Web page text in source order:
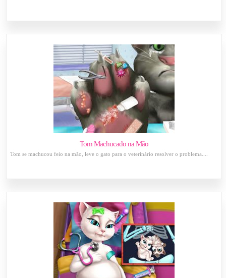
Tom Machucado na Mão
Tom se machucou feio na mão, leve o gato para o veterinário resolver o problema....